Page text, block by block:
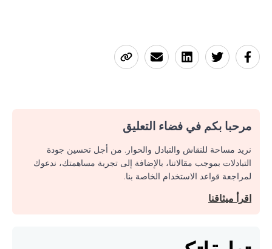
مرحبا بكم في فضاء التعليق
نريد مساحة للنقاش والتبادل والحوار. من أجل تحسين جودة
التبادلات بموجب مقالاتنا، بالإضافة إلى تجربة مساهمتك، ندعوك
لمراجعة قواعد الاستخدام الخاصة بنا.
اقرأ ميثاقنا